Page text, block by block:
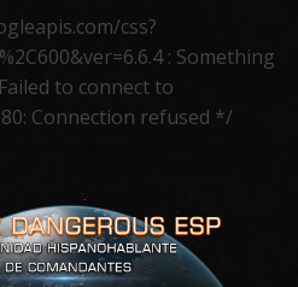
css?
: Something
to connect to
Connection refused */